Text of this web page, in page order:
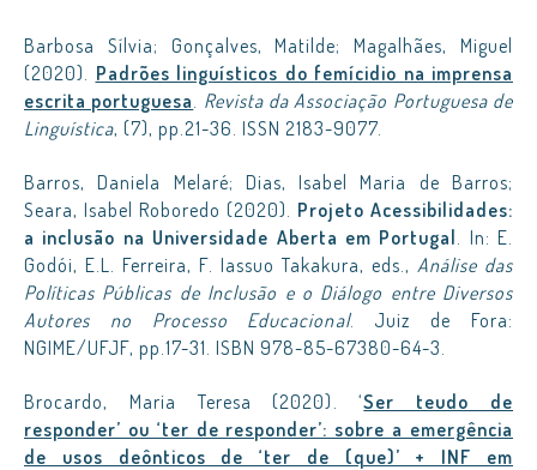
Barbosa Sílvia; Gonçalves, Matilde; Magalhães, Miguel
(2020). Padrões linguísticos do femícidio na imprensa
escrita portuguesa. Revista da Associação Portuguesa de
Linguística, (7), pp.21-36. ISSN 2183-9077.
Barros, Daniela Melaré; Dias, Isabel Maria de Barros;
Seara, Isabel Roboredo (2020). Projeto Acessibilidades:
a inclusão na Universidade Aberta em Portugal. In: E.
Godói, E.L. Ferreira, F. Iassuo Takakura, eds., Análise das
Políticas Públicas de Inclusão e o Diálogo entre Diversos
Autores no Processo Educacional. Juiz de Fora:
NGIME/UFJF, pp.17-31. ISBN 978-85-67380-64-3.
Brocardo, Maria Teresa (2020). ‘Ser teudo de
responder’ ou ‘ter de responder’: sobre a emergência
de usos deônticos de ‘ter de (que)’ + INF em